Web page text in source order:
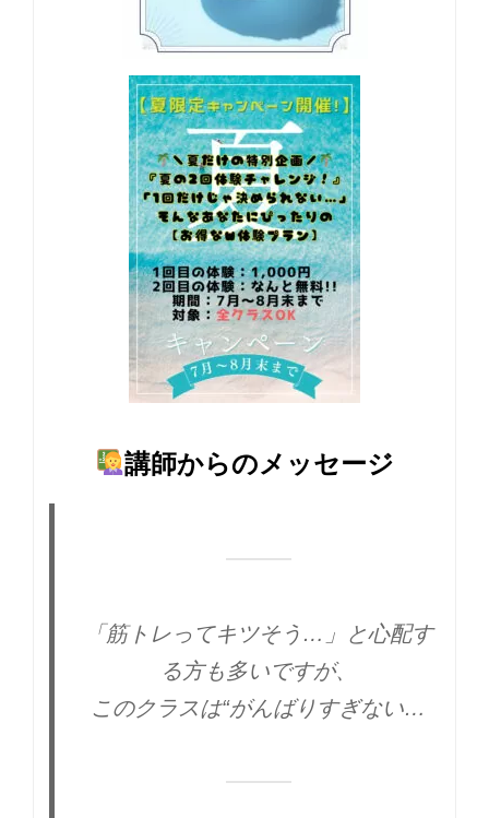
講師からのメッセージ
「筋トレってキツそう…」と心配す
る方も多いですが、
このクラスは“がんばりすぎないこ
楽しく、ゆるく、でもしっかり体は